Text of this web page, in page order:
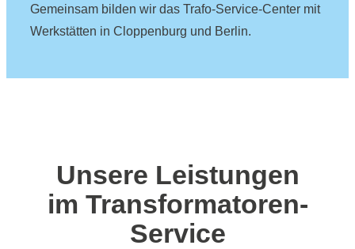
Gemeinsam bilden wir das Trafo-Service-Center mit
Werkstätten in Cloppenburg und Berlin.
Unsere Leistungen
im Transformatoren-
Service